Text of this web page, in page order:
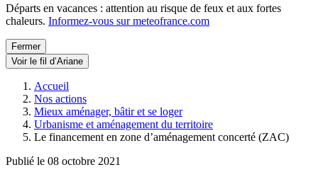
Départs en vacances : attention au risque de feux et aux fortes
chaleurs. Informez-vous sur meteofrance.com
Fermer
Voir le fil d’Ariane
Accueil
Nos actions
Mieux aménager, bâtir et se loger
Urbanisme et aménagement du territoire
Le financement en zone d’aménagement concerté (ZAC)
Publié le 08 octobre 2021